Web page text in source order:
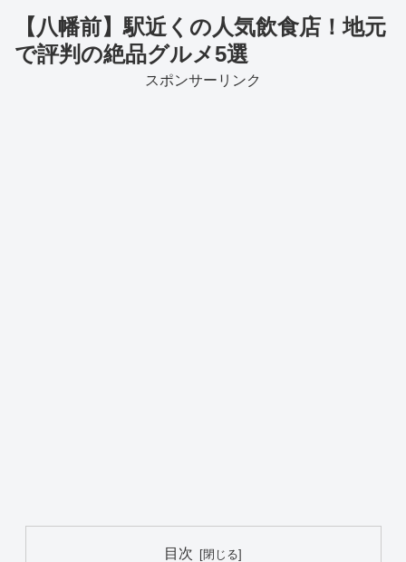
【八幡前】駅近くの人気飲食店！地元
で評判の絶品グルメ5選
スポンサーリンク
目次